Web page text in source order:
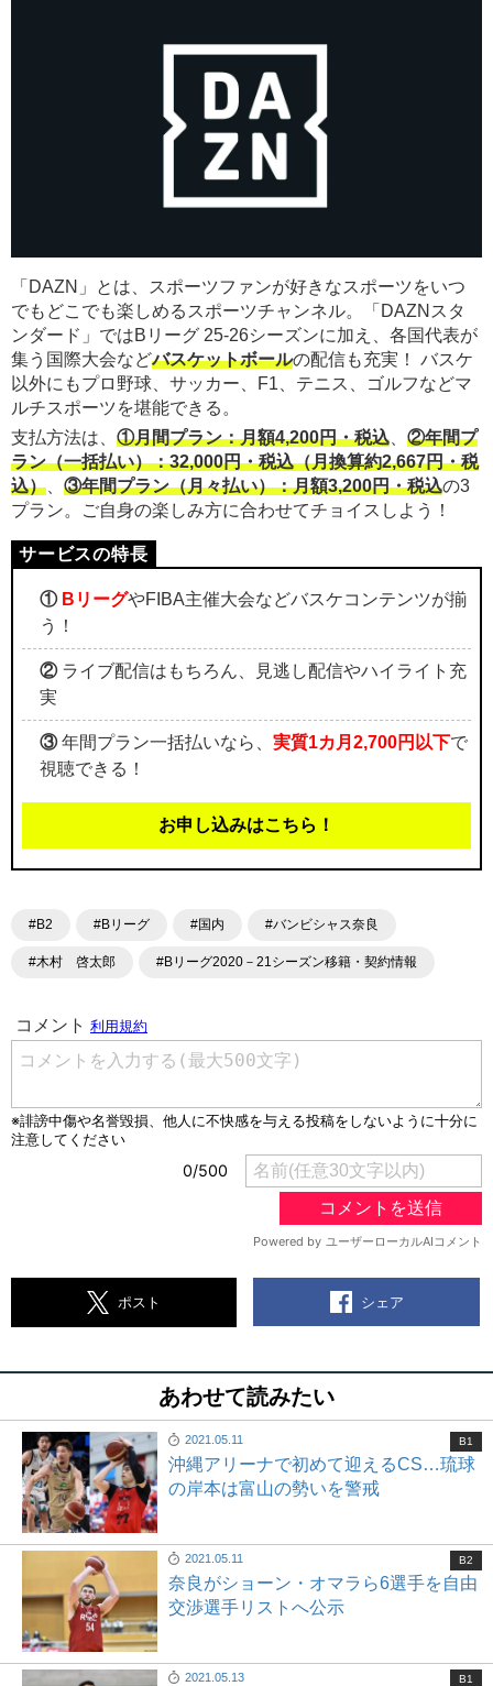
「DAZN」とは、スポーツファンが好きなスポーツをいつ
でもどこでも楽しめるスポーツチャンネル。「DAZNスタ
ンダード」ではBリーグ 25-26シーズンに加え、各国代表が
集う国際大会などバスケットボールの配信も充実！ バスケ
以外にもプロ野球、サッカー、F1、テニス、ゴルフなどマ
ルチスポーツを堪能できる。
支払方法は、 ①月間プラン：月額4,200円・税込、 ②年間プ
ラン（一括払い）：32,000円・税込（月換算約2,667円・税
込）、 ③年間プラン（月々払い）：月額3,200円・税込の3
プラン。ご自身の楽しみ方に合わせてチョイスしよう！
① BリーグやFIBA主催大会などバスケコンテンツが揃
う！
②ライブ配信はもちろん、見逃し配信やハイライト充
実
③年間プラン一括払いなら、 実質1カ月2,700円以下で
視聴できる！
お申し込みはこちら！
#B2 #Bリーグ #国内 #バンビシャス奈良
#木村 啓太郎 #Bリーグ2020－21シーズン移籍・契約情報
ポスト シェア
あわせて読みたい
2021.05.11
沖縄アリーナで初めて迎えるCS…琉球
の岸本は富山の勢いを警戒
B1
2021.05.11
奈良がショーン・オマラら6選手を自由
交渉選手リストへ公示
B2
2021.05.13 B1